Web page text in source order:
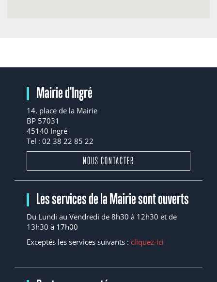
Mairie d'Ingré
14, place de la Mairie
BP 57031
45140 Ingré
Tel : 02 38 22 85 22
NOUS CONTACTER
Les services de la Mairie sont ouverts
Du Lundi au Vendredi de 8h30 à 12h30 et de
13h30 à 17h00
Exceptés les services suivants : cliquez-ici